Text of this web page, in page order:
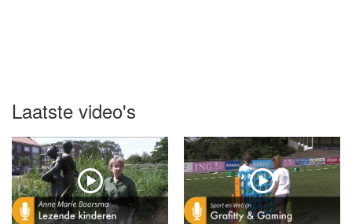
Laatste video's